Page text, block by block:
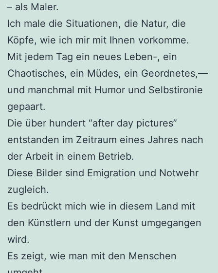
– als Maler.
Ich male die Situationen, die Natur, die
Köpfe, wie ich mir mit Ihnen vorkomme.
Mit jedem Tag ein neues Leben-, ein
Chaotisches, ein Müdes, ein Geordnetes,—
und manchmal mit Humor und Selbstironie
gepaart.
Die über hundert “after day pictures”
entstanden im Zeitraum eines Jahres nach
der Arbeit in einem Betrieb.
Diese Bilder sind Emigration und Notwehr
zugleich.
Es bedrückt mich wie in diesem Land mit
den Künstlern und der Kunst umgegangen
wird.
Es zeigt, wie man mit den Menschen